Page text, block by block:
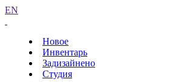
EN
Новое
Инвентарь
Задизайнено
Студия